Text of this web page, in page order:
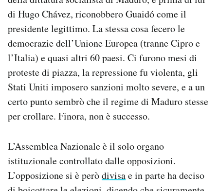
di Hugo Chávez, riconobbero Guaidó come il
presidente legittimo. La stessa cosa fecero le
democrazie dell’Unione Europea (tranne Cipro e
l’Italia) e quasi altri 60 paesi. Ci furono mesi di
proteste di piazza, la repressione fu violenta, gli
Stati Uniti imposero sanzioni molto severe, e a un
certo punto sembrò che il regime di Maduro stesse
per crollare. Finora, non è successo.
L’Assemblea Nazionale è il solo organo
istituzionale controllato dalle opposizioni.
L’opposizione si è peròdivisae in parte ha deciso